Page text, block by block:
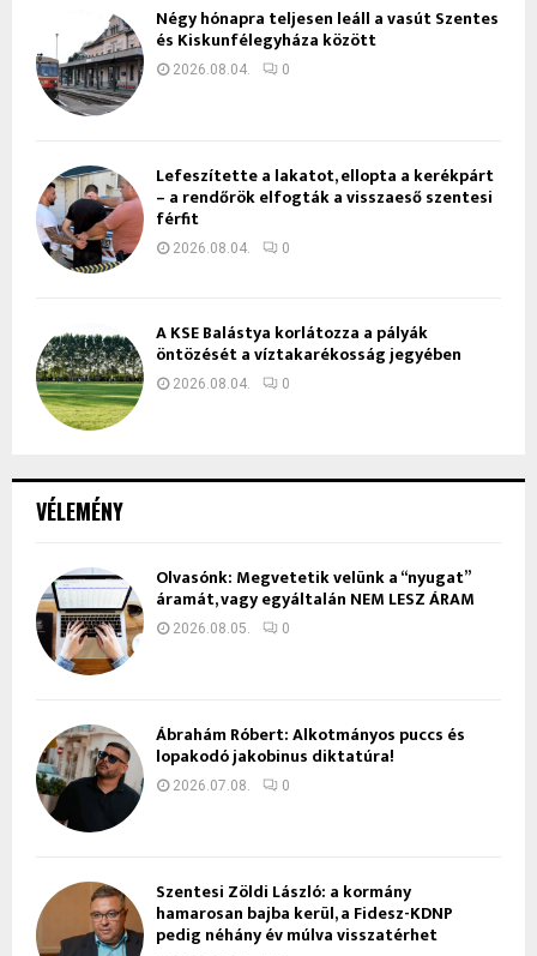
VÉLEMÉNY
Olvasónk: Megvetetik velünk a “nyugat”
áramát, vagy egyáltalán NEM LESZ ÁRAM
2026.08.05. 0
Ábrahám Róbert: Alkotmányos puccs és
lopakodó jakobinus diktatúra!
2026.07.08. 0
Szentesi Zöldi László: a kormány
hamarosan bajba kerül, a Fidesz-KDNP
pedig néhány év múlva visszatérhet
Négy hónapra teljesen leáll a vasút Szentes
és Kiskunfélegyháza között
2026.08.04. 0
Lefeszítette a lakatot, ellopta a kerékpárt
– a rendőrök elfogták a visszaeső szentesi
férfit
2026.08.04. 0
A KSE Balástya korlátozza a pályák
öntözését a víztakarékosság jegyében
2026.08.04. 0